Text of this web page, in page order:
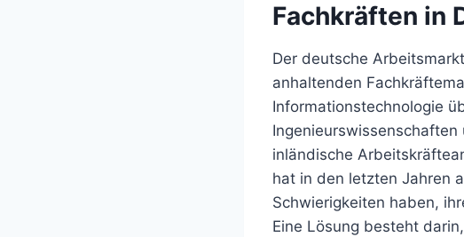
Fachkräften in
Der deutsche
anhaltenden
Informationstechnologie
inländische
hat in den letzten Jahren
Schwierigkeiten haben,
Eine Lösung besteht